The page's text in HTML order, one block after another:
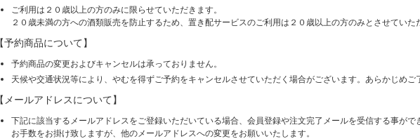
ご利用は２０歳以上の方のみに限らせていただきます。
２０歳未満の方への酒類販売を防止するため、置き配サービスのご利用は２０歳以上の方のみとさせていた
【予約商品について】
予約商品の変更およびキャンセルは承っておりません。
天候や交通状況等により、やむを得ずご予約をキャンセルさせていただく場合がございます。あらかじめご
【メールアドレスについて】
下記に該当するメールアドレスをご登録いただいている場合、会員登録や注文完了メールを受信する事がで
お手数をお掛け致しますが、他のメールアドレスへの変更をお願いいたします。